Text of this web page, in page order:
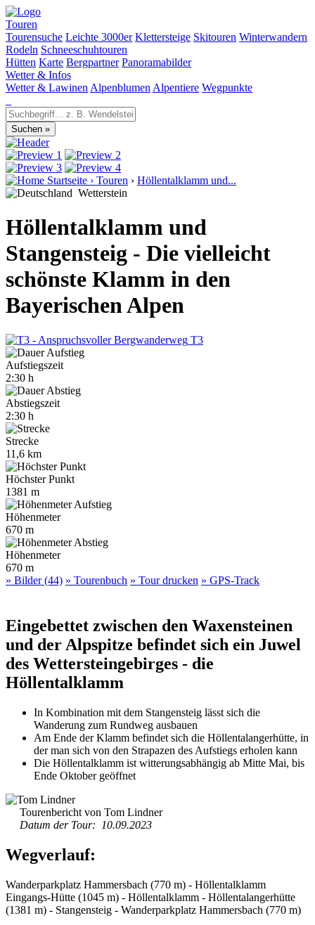
Touren
Tourensuche Leichte 3000er Klettersteige Skitouren Winterwandern
Rodeln Schneeschuhtouren
Hütten Karte Bergpartner Panoramabilder
Wetter & Infos
Wetter & Lawinen Alpenblumen Alpentiere Wegpunkte
Startseite › Touren › Höllentalklamm und...
Wetterstein
Höllentalklamm und
Stangensteig - Die vielleicht
schönste Klamm in den
Bayerischen Alpen
T3
Aufstiegszeit
2:30 h
Abstiegszeit
2:30 h
Strecke
11,6 km
Höchster Punkt
1381 m
Höhenmeter
670 m
Höhenmeter
670 m
» Bilder (44) » Tourenbuch » Tour drucken » GPS-Track
Eingebettet zwischen den Waxensteinen
und der Alpspitze befindet sich ein Juwel
des Wettersteingebirges - die
Höllentalklamm
In Kombination mit dem Stangensteig lässt sich die
Wanderung zum Rundweg ausbauen
Am Ende der Klamm befindet sich die Höllentalangerhütte, in
der man sich von den Strapazen des Aufstiegs erholen kann
Die Höllentalklamm ist witterungsabhängig ab Mitte Mai, bis
Ende Oktober geöffnet
Tourenbericht von Tom Lindner
Datum der Tour: 10.09.2023
Wegverlauf:
Wanderparkplatz Hammersbach (770 m) - Höllentalklamm
Eingangs-Hütte (1045 m) - Höllentalklamm - Höllentalangerhütte
(1381 m) - Stangensteig - Wanderparkplatz Hammersbach (770 m)